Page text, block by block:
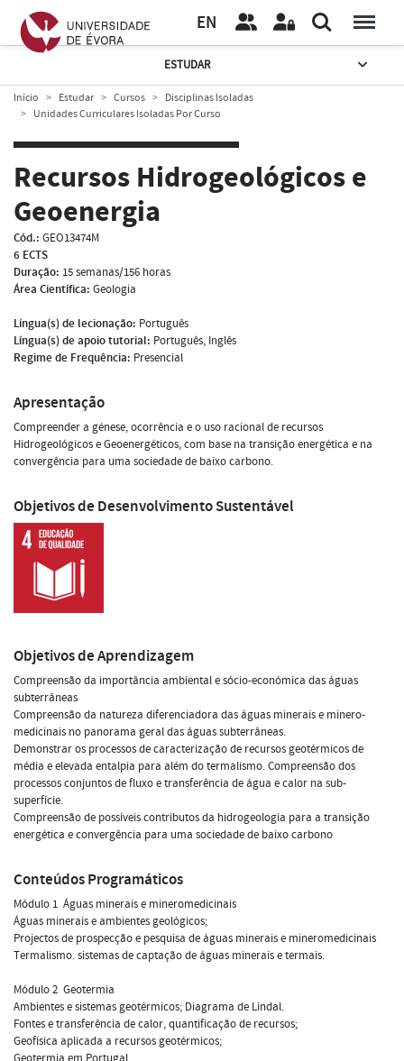
EN
ESTUDAR
Início Estudar Cursos
Disciplinas Isoladas
Unidades Curriculares Isoladas Por Curso
Recursos Hidrogeológicos e
Geoenergia
Cód.: GEO13474M
6 ECTS
Duração: 15 semanas/156 horas
Área Científica: Geologia
Língua(s) de lecionação: Português
Língua(s) de apoio tutorial: Português, Inglês
Regime de Frequência: Presencial
Apresentação
Compreender a génese, ocorrência e o uso racional de recursos
Hidrogeológicos e Geoenergéticos, com base na transição energética e na
convergência para uma sociedade de baixo carbono.
Objetivos de Desenvolvimento Sustentável
Objetivos de Aprendizagem
Compreensão da importância ambiental e sócio-económica das águas
subterrâneas
Compreensão da natureza diferenciadora das águas minerais e minero-
medicinais no panorama geral das águas subterrâneas.
Demonstrar os processos de caracterização de recursos geotérmicos de
média e elevada entalpia para além do termalismo. Compreensão dos
processos conjuntos de fluxo e transferência de água e calor na sub-
superfície.
Compreensão de possíveis contributos da hidrogeologia para a transição
energética e convergência para uma sociedade de baixo carbono
Conteúdos Programáticos
Módulo 1  Águas minerais e mineromedicinais
Águas minerais e ambientes geológicos;
Projectos de prospecção e pesquisa de águas minerais e mineromedicinais
Termalismo. sistemas de captação de águas minerais e termais.
Módulo 2  Geotermia
Ambientes e sistemas geotérmicos; Diagrama de Lindal.
Fontes e transferência de calor, quantificação de recursos;
Geofísica aplicada a recursos geotérmicos;